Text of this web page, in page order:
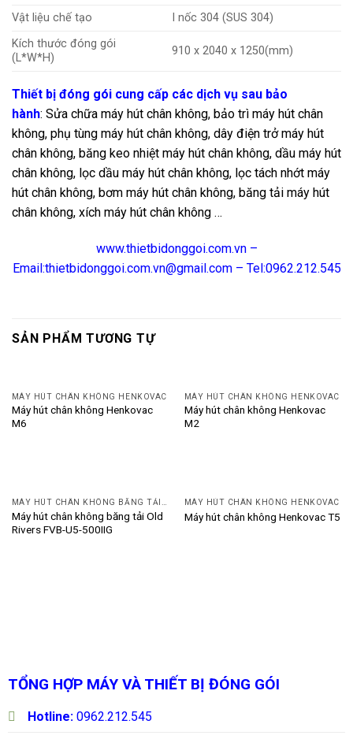
Vật liệu chế tạo
I nốc 304 (SUS 304)
Kích thước đóng gói
(L*W*H)
910 x 2040 x 1250(mm)
Thiết bị đóng gói cung cấp các dịch vụ sau bảo
hành: Sửa chữa máy hút chân không, bảo trì máy hút chân
không, phụ tùng máy hút chân không, dây điện trở máy hút
chân không, băng keo nhiệt máy hút chân không, dầu máy hút
chân không, lọc dầu máy hút chân không, lọc tách nhớt máy
hút chân không, bơm máy hút chân không, băng tải máy hút
chân không, xích máy hút chân không …
www.thietbidonggoi.com.vn –
Email:thietbidonggoi.com.vn@gmail.com – Tel:0962.212.545
SẢN PHẨM TƯƠNG TỰ
MÁY HÚT CHÂN KHÔNG HENKOVAC
Máy hút chân không Henkovac
M6
MÁY HÚT CHÂN KHÔNG HENKOVAC
Máy hút chân không Henkovac
M2
MÁY HÚT CHÂN KHÔNG BĂNG TẢI OLD RIVERS
Máy hút chân không băng tải Old
Rivers FVB-U5-500IIG
MÁY HÚT CHÂN KHÔNG HENKOVAC
Máy hút chân không Henkovac T5
TỔNG HỢP MÁY VÀ THIẾT BỊ ĐÓNG GÓI
Hotline: 0962.212.545